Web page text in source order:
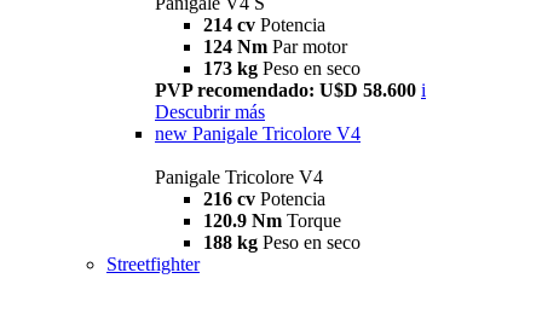
214 cv Potencia
124 Nm Par motor
173 kg Peso en seco
PVP recomendado: U$D 58.600 i
Descubrir más
new Panigale Tricolore V4
Panigale Tricolore V4
216 cv Potencia
120.9 Nm Torque
188 kg Peso en seco
Streetfighter